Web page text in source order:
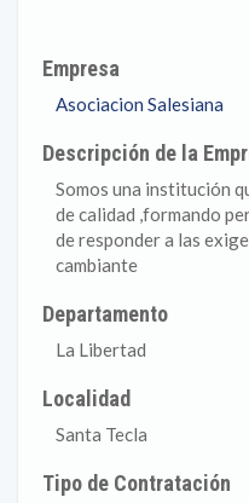
Empresa
Asociacion Salesiana
Descripción de la
Somos una institución
de calidad ,formando
de responder a las
cambiante
Departamento
La Libertad
Localidad
Santa Tecla
Tipo de Contratación